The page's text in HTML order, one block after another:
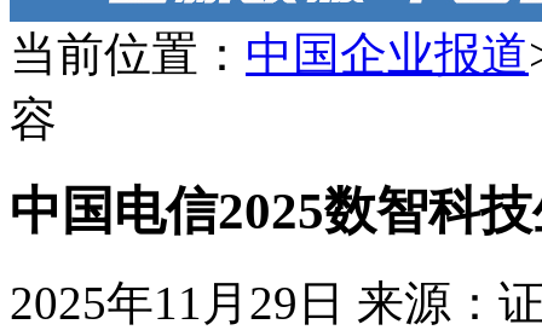
当前位置： 中国企业报道
容
中国电信2025数智科
2025年11月29日 来源：